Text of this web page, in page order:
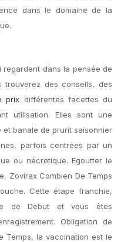
dans le domaine de la
regardent dans la pensée de
des conseils, des
prix différentes facettes du
utilisation. Elles sont une
et banale de prurit saisonnier
parfois centrées par un
ou nécrotique. Egoutter le
Zovirax Combien De Temps
Cette étape franchie,
de Debut et vous êtes
Obligation de
Temps, la vaccination est le